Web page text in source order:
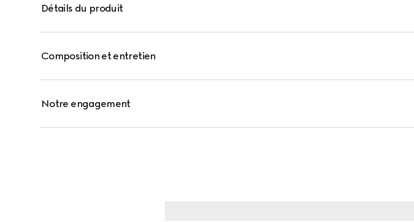
Détails du produit
Composition et entretien
Notre engagement